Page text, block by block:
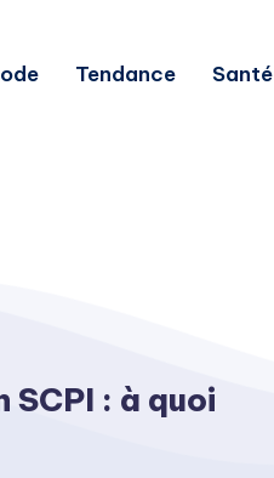
Tendance Santé
SCPI : à quoi